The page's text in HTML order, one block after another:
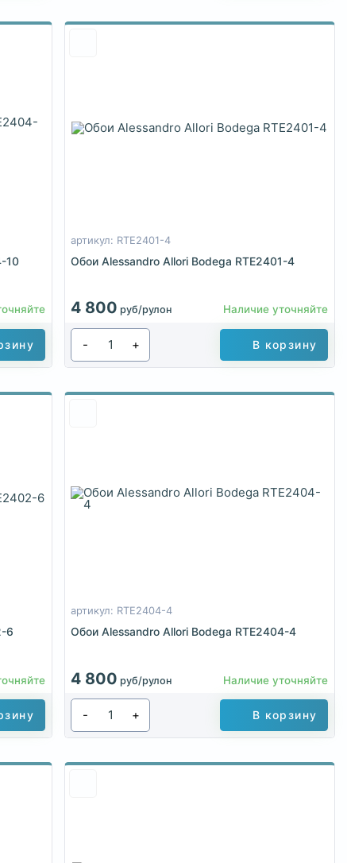
10
артикул: RTE2401-4
Обои Alessandro Allori Bodega RTE2401-4
4 800 руб/рулон Наличие уточняйте
- + В корзину
6
артикул: RTE2404-4
Обои Alessandro Allori Bodega RTE2404-4
4 800 руб/рулон Наличие уточняйте
- + В корзину